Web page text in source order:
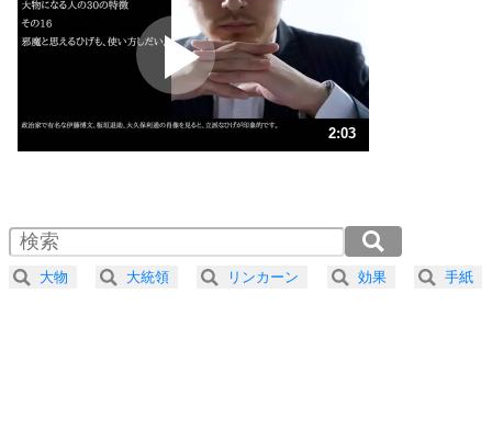
プラス思考
ポジティブになれない原因は、行動しないから。
ポジティブ思考になる30の方法
人生、なんとかなるもの。
気楽に生きる30の方法
4 器の大きい人は、怒りを優しさで表現する。
プラス思考
2:03
2.0倍速 （242KB 1分1秒）
2.5倍速 （194KB 49秒）
3.0倍速 （162KB 41秒）
大物 大統領 リンカーン 効果 手紙